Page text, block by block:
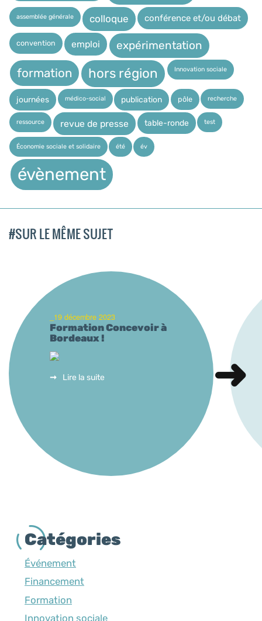
assemblée générale colloque conférence et/ou débat
convention emploi expérimentation
formation hors région Innovation sociale
journées médico-social publication pôle recherche
ressource revue de presse table-ronde test
Économie sociale et solidaire été év
évènement
#SUR LE MÊME SUJET
_19 décembre 2023
Formation Concevoir à
Bordeaux !
Lire la suite
Catégories
Événement
Financement
Formation
Innovation sociale